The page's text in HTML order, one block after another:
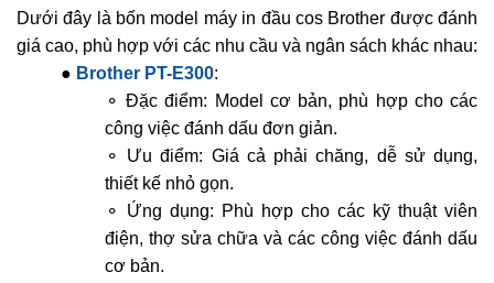
Dưới đây là bốn model máy in đầu cos Brother được đánh
giá cao, phù hợp với các nhu cầu và ngân sách khác nhau:
● Brother PT-E300:
⚬ Đặc điểm: Model cơ bản, phù hợp cho các
công việc đánh dấu đơn giản.
⚬ Ưu điểm: Giá cả phải chăng, dễ sử dụng,
thiết kế nhỏ gọn.
⚬ Ứng dụng: Phù hợp cho các kỹ thuật viên
điện, thợ sửa chữa và các công việc đánh dấu
cơ bản.